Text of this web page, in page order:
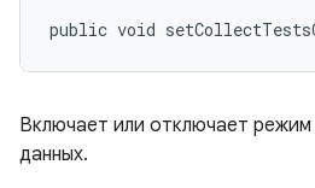
public void
Включает или отключает
данных.